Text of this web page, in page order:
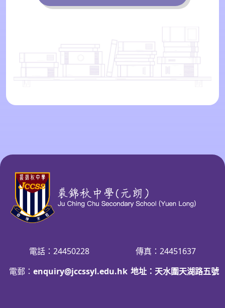
電話：24450228
傳真：24451637
電郵： enquiry@jccssyl.edu.hk 地址：天水圍天湖路五號